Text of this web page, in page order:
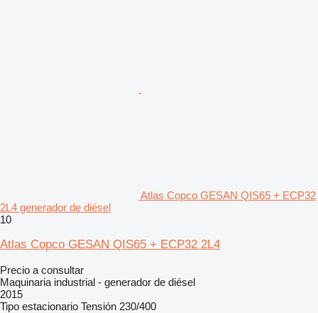
Atlas Copco GESAN QIS65 + ECP32
2L4 generador de diésel
10
Atlas Copco GESAN QIS65 + ECP32 2L4
Precio a consultar
Maquinaria industrial - generador de diésel
2015
Tipo estacionario Tensión 230/400